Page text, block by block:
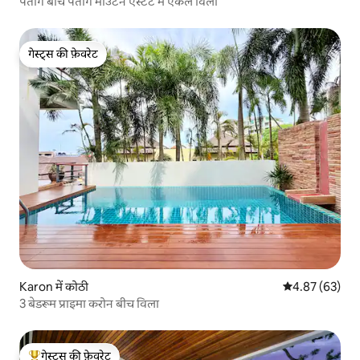
गेस्ट्स की फ़ेवरेट
गेस्ट्स की फ़ेवरेट
Karon में कोठी औसत रेटिंग 5 में
4.87 (63)
3 बेडरूम प्राइमा करोन बीच विला
गेस्ट्स की फ़ेवरेट